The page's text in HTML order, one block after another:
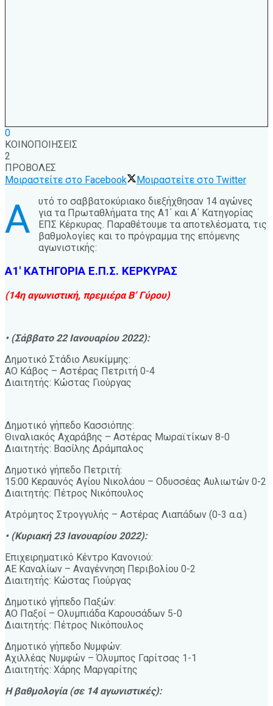
0
ΚΟΙΝΟΠΟΙΗΣΕΙΣ
2
ΠΡΟΒΟΛΕΣ
Μοιραστείτε στο Facebook
Μοιραστείτε στο Twitter
Α
υτό το σαββατοκύριακο διεξήχθησαν 14 αγώνες
για τα Πρωταθλήματα της Α1΄ και Α΄ Κατηγορίας
ΕΠΣ Κέρκυρας. Παραθέτουμε τα αποτελέσματα, τις
βαθμολογίες και το πρόγραμμα της επόμενης
αγωνιστικής:
Α1′ ΚΑΤΗΓΟΡΙΑ Ε.Π.Σ. ΚΕΡΚΥΡΑΣ
(14η αγωνιστική, πρεμιέρα Β’ Γύρου)
• (Σάββατο 22 Ιανουαρίου 2022):
Δημοτικό Στάδιο Λευκίμμης:
ΑΟ Κάβος – Αστέρας Πετριτή 0-4
Διαιτητής: Κώστας Γιούργας
Δημοτικό γήπεδο Κασσιόπης:
Θιναλιακός Αχαράβης – Αστέρας Μωραϊτίκων 8-0
Διαιτητής: Βασίλης Δράμπαλος
Δημοτικό γήπεδο Πετριτή:
15:00 Κεραυνός Αγίου Νικολάου – Οδυσσέας Αυλιωτών 0-2
Διαιτητής: Πέτρος Νικόπουλος
Ατρόμητος Στρογγυλής – Αστέρας Λιαπάδων (0-3 α.α.)
• (Κυριακή 23 Ιανουαρίου 2022):
Επιχειρηματικό Κέντρο Κανονιού:
ΑΕ Καναλίων – Αναγέννηση Περιβολίου 0-2
Διαιτητής: Κώστας Γιούργας
Δημοτικό γήπεδο Παξών:
ΑΟ Παξοί – Ολυμπιάδα Καρουσάδων 5-0
Διαιτητής: Πέτρος Νικόπουλος
Δημοτικό γήπεδο Νυμφών:
Αχιλλέας Νυμφών – Όλυμπος Γαρίτσας 1-1
Διαιτητής: Χάρης Μαργαρίτης
Η βαθμολογία (σε 14 αγωνιστικές):